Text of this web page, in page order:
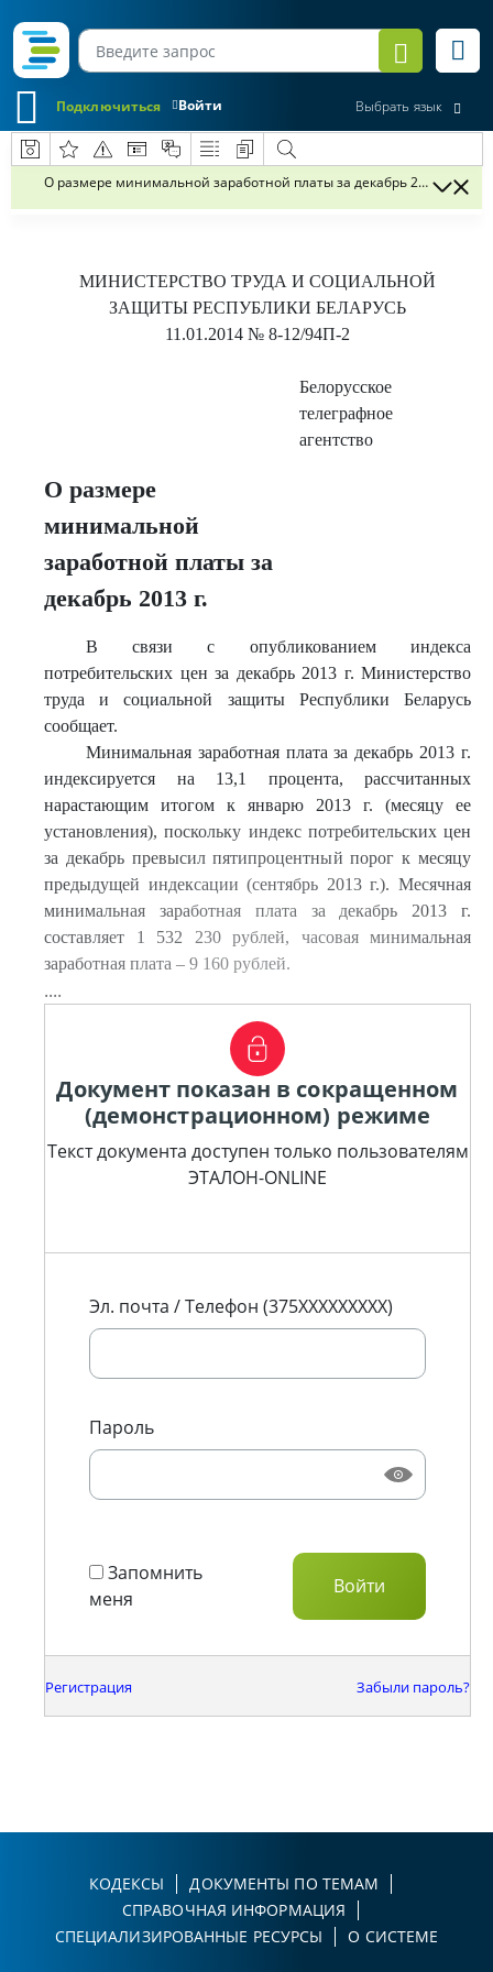
Войти
Подключиться Выбрать язык
О размере минимальной заработной платы за декабрь 2013 г.
МИНИСТЕРСТВО ТРУДА И СОЦИАЛЬНОЙ
ЗАЩИТЫ РЕСПУБЛИКИ БЕЛАРУСЬ
11.01.2014 № 8-12/94П-2
Белорусское
телеграфное
агентство
О размере
минимальной
заработной платы за
декабрь 2013 г.
В связи с опубликованием индекса
потребительских цен за декабрь 2013 г. Министерство
труда и социальной защиты Республики Беларусь
сообщает.
Минимальная заработная плата за декабрь 2013 г.
индексируется на 13,1 процента, рассчитанных
нарастающим итогом к январю 2013 г. (месяцу ее
установления), поскольку индекс потребительских цен
за декабрь превысил пятипроцентный порог к месяцу
предыдущей индексации (сентябрь 2013 г.). Месячная
минимальная заработная плата за декабрь 2013 г.
составляет 1 532 230 рублей, часовая минимальная
заработная плата – 9 160 рублей.
....
Документ показан в сокращенном
(демонстрационном) режиме
Текст документа доступен только пользователям
ЭТАЛОН-ONLINE
Эл. почта / Телефон (375XXXXXXXXX)
Пароль
Запомнить
меня
Регистрация Забыли пароль?
КОДЕКСЫ
ДОКУМЕНТЫ ПО ТЕМАМ
СПРАВОЧНАЯ ИНФОРМАЦИЯ
СПЕЦИАЛИЗИРОВАННЫЕ РЕСУРСЫ
О СИСТЕМЕ